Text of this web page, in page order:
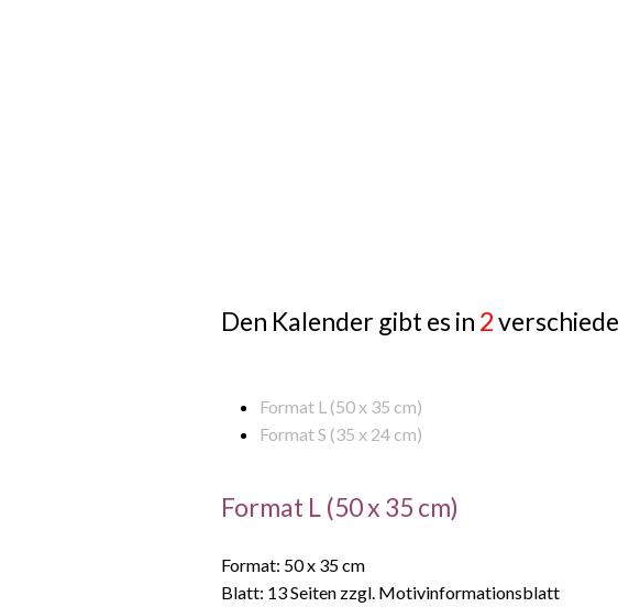
Den Kalender gibt es in 2
Format L (50 x 35 cm)
Format S (35 x 24 cm)
Format L (50 x 35 cm)
Format: 50 x 35 cm
Blatt: 13 Seiten zzgl. Motivinformationsblatt